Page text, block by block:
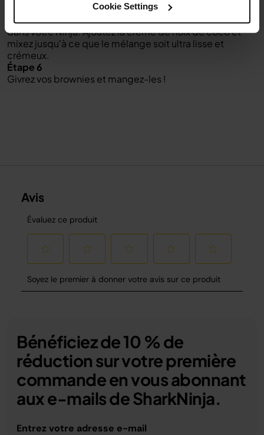
Cookie Settings
Pour le délicieux glaçage, mettez le beurre d'amande, le
chocolat fondu, la poudre de cacao et le sirop d'érable
dans votre Ninja. Ajoutez la crème de noix de coco et
mixez jusqu'à ce que le mélange soit ultra lisse et
crémeux.
Étape 6
Givrez vos brownies et mangez-les !
Bénéficiez de 10 % de
réduction sur votre première
commande en vous abonnant
aux e-mails de SharkNinja.
Entrez votre adresse e-mail